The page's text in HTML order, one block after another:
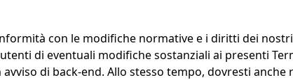
con le modifiche normative e i diritti dei
di eventuali modifiche sostanziali ai presenti
di back-end. Allo stesso tempo, dovresti